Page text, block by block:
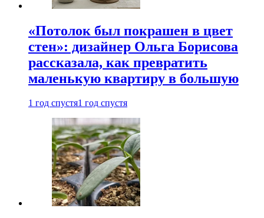
«Потолок был покрашен в цвет
стен»: дизайнер Ольга Борисова
рассказала, как превратить
маленькую квартиру в большую
1 год спустя1 год спустя